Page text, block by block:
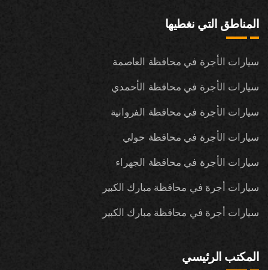
المناطق التي نغطيها
سيارات الأجرة في محافظة العاصمة
سيارات الأجرة في محافظة الأحمدي
سيارات الأجرة في محافظة الفروانية
سيارات الأجرة في محافظة حولي
سيارات الأجرة في محافظة الجهراء
سيارات أجرة في محافظة مبارك الكبير
سيارات أجرة في محافظة مبارك الكبير
المكتب الرئيسي